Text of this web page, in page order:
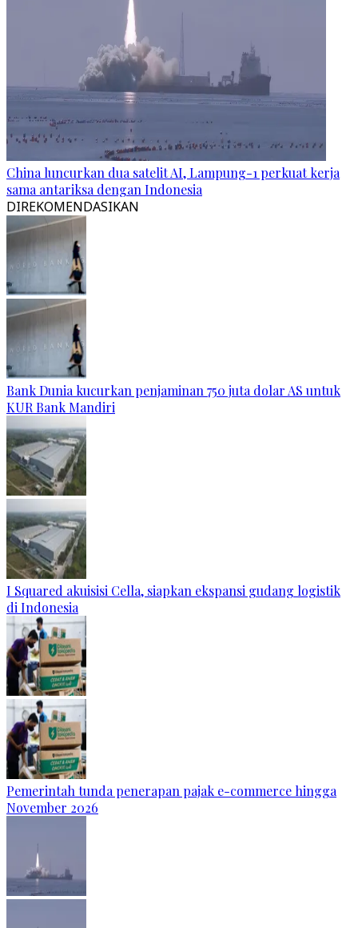
China luncurkan dua satelit AI, Lampung-1 perkuat kerja
sama antariksa dengan Indonesia
DIREKOMENDASIKAN
Bank Dunia kucurkan penjaminan 750 juta dolar AS untuk
KUR Bank Mandiri
I Squared akuisisi Cella, siapkan ekspansi gudang logistik
di Indonesia
Pemerintah tunda penerapan pajak e-commerce hingga
November 2026